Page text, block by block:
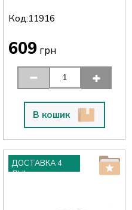
Код:11916
609 грн
В кошик
ДОСТАВКА 4
ДНІ